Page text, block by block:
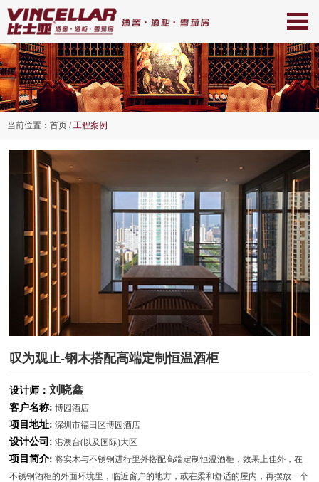
当前位置： 首页 /工程案例
叹为观止-钢木搭配高端定制恒温酒柜
设计师： 刘晓鑫
客户名称: 博园酒店
项目地址: 深圳市福田区博园酒店
设计公司: 港澳台(以及国际)大区
项目简介: 将实木与不锈钢进行里外搭配高端定制恒温酒柜，效果上佳外，在
不锈钢酒柜的外面环境里，临近窗户的地方，或在柔和舒适的屋内，再摆放一个